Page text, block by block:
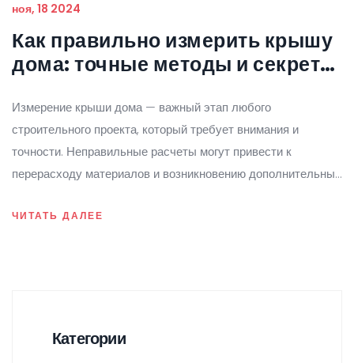
ноя, 18 2024
Как правильно измерить крышу
дома: точные методы и секреты
Измерение крыши дома — важный этап любого
строительного проекта, который требует внимания и
точности. Неправильные расчеты могут привести к
перерасходу материалов и возникновению дополнительных
основные шаги и методы измерения крыши, необходимые
ЧИТАТЬ ДАЛЕЕ
Категории